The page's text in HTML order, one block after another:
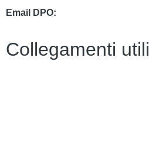
Email DPO:
Collegamenti utili